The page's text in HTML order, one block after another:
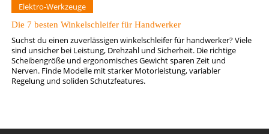
Elektro-Werkzeuge
Die 7 besten Winkelschleifer für Handwerker
Suchst du einen zuverlässigen winkelschleifer für handwerker? Viele
sind unsicher bei Leistung, Drehzahl und Sicherheit. Die richtige
Scheibengröße und ergonomisches Gewicht sparen Zeit und
Nerven. Finde Modelle mit starker Motorleistung, variabler
Regelung und soliden Schutzfeatures.